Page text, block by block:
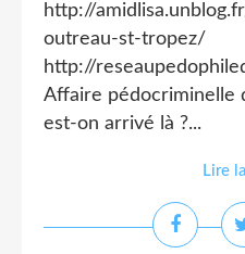
http://
outreau-st-tropez/
http://
Affaire pédocriminelle
est-on arrivé là ?...
Lire